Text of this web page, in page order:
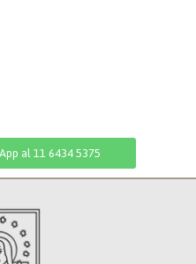
al 11 6434 5375